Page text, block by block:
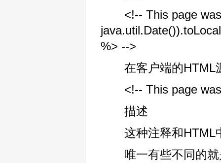
<!-- This page was
%> -->
在客户端的HTML
<!-- This page was
描述
这种注释和HTML中
唯一有些不同的就